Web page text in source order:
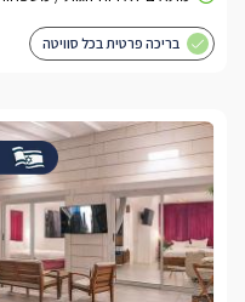
בריכה פרטית בכל סוויטה